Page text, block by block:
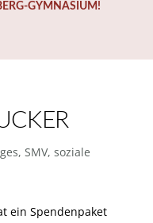
GYMNASIUM!
, SMV, soziale
ein Spendenpaket